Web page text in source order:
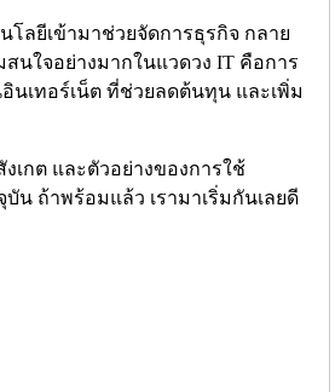
ลยีเข้ามาช่วยจัดการธุรกิจ กลาย
นใจอย่างมากในแวดวง IT คือการ
นเทอร์เน็ต ที่ช่วยลดต้นทุน และเพิ่ม
กต และตัวอย่างของการใช้
น ถ้าพร้อมแล้ว เรามาเริ่มกันเลยดี